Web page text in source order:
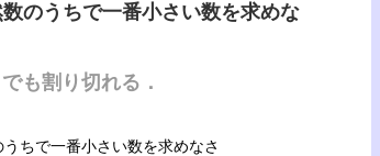
のうちで一番小さい数を求めな
も割り切れる．
ちで一番小さい数を求めなさ